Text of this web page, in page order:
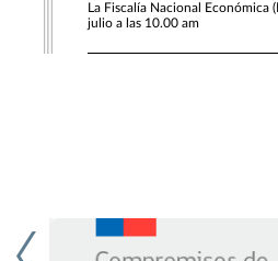
La Fiscalía Nacional Económica
julio a las 10.00 am